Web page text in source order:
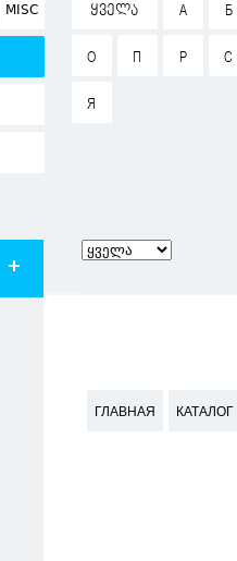
MISC ᲧᲕᲔᲚᲐ А Б
О П Р С
Я
ГЛАВНАЯ